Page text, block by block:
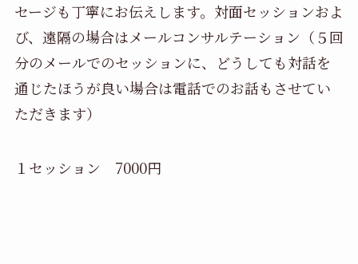
セージも丁寧にお伝えします。対面セッションおよ
び、遠隔の場合はメールコンサルテーション（５回
分のメールでのセッションに、どうしても対話を
通じたほうが良い場合は電話でのお話もさせてい
ただきます）
１セッション 7000円